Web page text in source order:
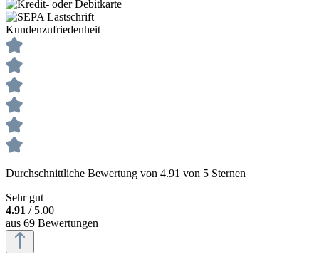
Kundenzufriedenheit
Durchschnittliche Bewertung von 4.91 von 5 Sternen
Sehr gut
4.91 / 5.00
aus 69 Bewertungen